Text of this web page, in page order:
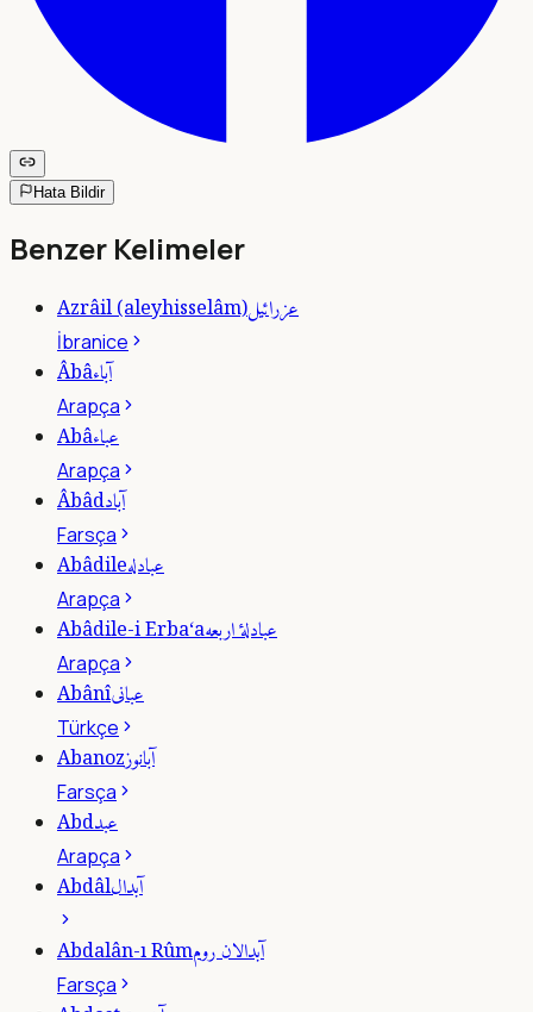
Hata Bildir
Benzer Kelimeler
Azrâil (aleyhisselâm)عزرائيل
İbranice
Âbâآباء
Arapça
Abâعباء
Arapça
Âbâdآباد
Farsça
Abâdileعبادله
Arapça
Abâdile-i Erba‘aعبادلۀ اربعه
Arapça
Abânîعبانى
Türkçe
Abanozآبانوز
Farsça
Abdعبد
Arapça
Abdâlآبدال
Abdalân-ı Rûmآبدالان روم
Farsça